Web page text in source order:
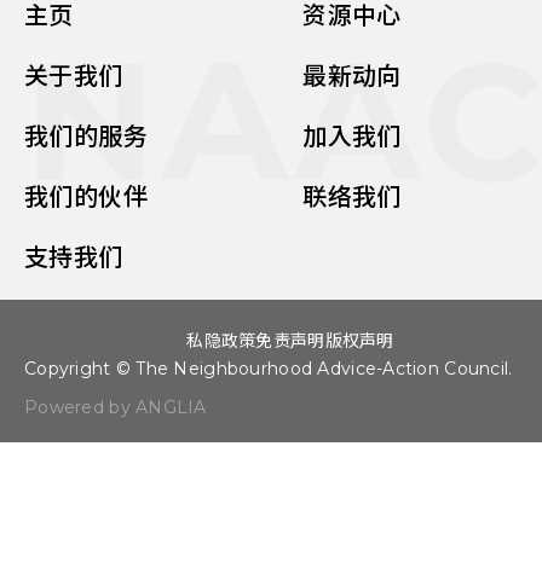
主页
关于我们
我们的服务
我们的伙伴
支持我们
资源中心
最新动向
加入我们
联络我们
Copyright © The Neighbourhood Advice-Action Council.
Powered by ANGLIA
私隐政策免责声明 版权声明